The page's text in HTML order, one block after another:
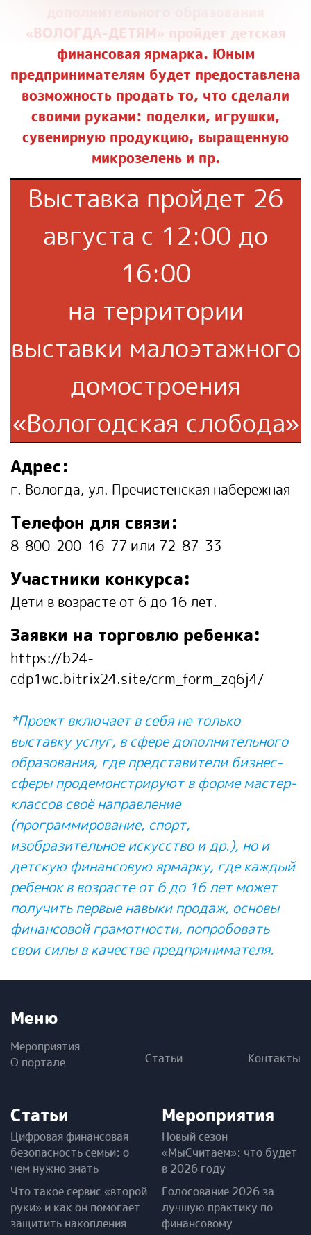
«ВОЛОГДА-ДЕТЯМ» пройдет детская
финансовая ярмарка. Юным
предпринимателям будет предоставлена
возможность продать то, что сделали
своими руками: поделки, игрушки,
сувенирную продукцию, выращенную
микрозелень и пр.
Выставка пройдет 26
августа с 12:00 до
16:00
на территории
выставки малоэтажного
домостроения
«Вологодская слобода»
Адрес:
г. Вологда, ул. Пречистенская набережная
Телефон для связи:
8-800-200-16-77 или 72-87-33
Участники конкурса:
Дети в возрасте от 6 до 16 лет.
Заявки на торговлю ребенка:
https://b24-
cdp1wc.bitrix24.site/crm_form_zq6j4/
*Проект включает в себя не только
выставку услуг, в сфере дополнительного
образования, где представители бизнес-
сферы продемонстрируют в форме мастер-
классов своё направление
(программирование, спорт,
изобразительное искусство и др.), но и
детскую финансовую ярмарку, где каждый
ребенок в возрасте от 6 до 16 лет может
получить первые навыки продаж, основы
финансовой грамотности, попробовать
свои силы в качестве предпринимателя.
Меню
Мероприятия
О портале
Статьи Контакты
Статьи
Цифровая финансовая
безопасность семьи: о
чем нужно знать
Что такое сервис «второй
руки» и как он помогает
защитить накопления
Мероприятия
Новый сезон
«МыСчитаем»: что будет
в 2026 году
Голосование 2026 за
лучшую практику по
финансовому